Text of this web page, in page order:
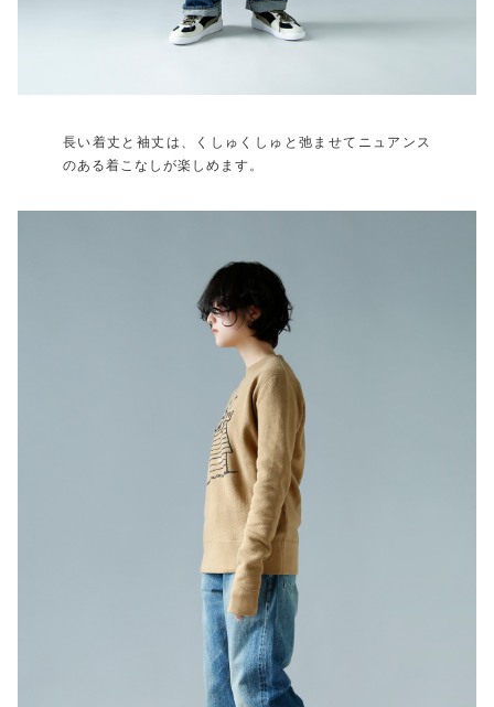
長い着丈と袖丈は、くしゅくしゅと弛ませてニュアンス
のある着こなしが楽しめます。